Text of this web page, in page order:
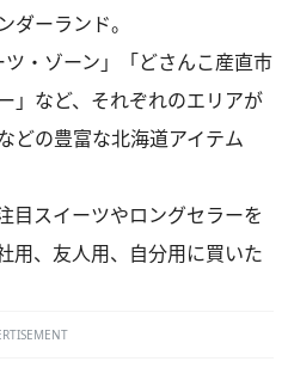
ダーランド。
ツ・ゾーン」「どさんこ産直市
」など、それぞれのエリアが
どの豊富な北海道アイテム
目スイーツやロングセラーを
用、友人用、自分用に買いた